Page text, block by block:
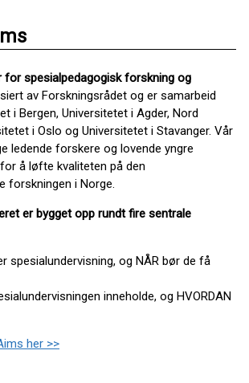
for spesialpedagogisk forskning og
av Forskningsrådet og er samarbeid
i Bergen, Universitetet i Agder, Nord
i Oslo og Universitetet i Stavanger. Vår
ledende forskere og lovende yngre
å løfte kvaliteten på den
forskningen i Norge.
er bygget opp rundt fire sentrale
spesialundervisning, og NÅR bør de få
inneholde, og HVORDAN
her >>